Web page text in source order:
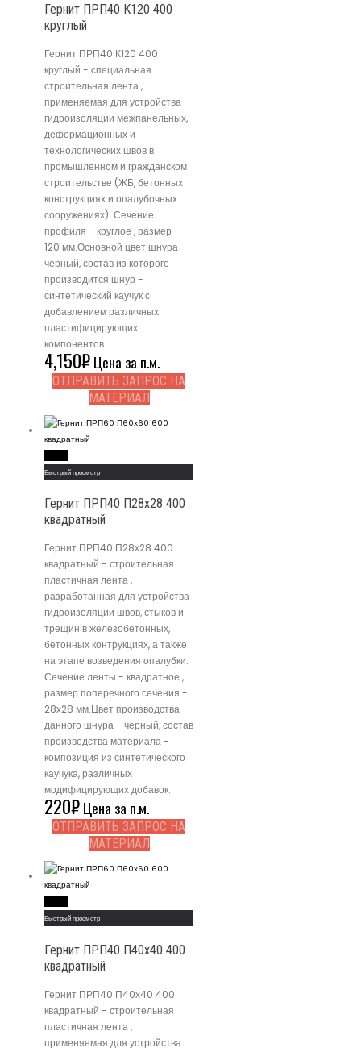
Гернит ПРП40 К120 400
круглый
Гернит ПРП40 К120 400
круглый - специальная
строительная лента ,
применяемая для устройства
гидроизоляции межпанельных,
деформационных и
технологических швов в
промышленном и гражданском
строительстве (ЖБ, бетонных
конструкциях и опалубочных
сооружениях). Сечение
профиля - круглое , размер -
120 мм.Основной цвет шнура -
черный, состав из которого
производится шнур -
синтетический каучук с
добавлением различных
пластифицирующих
компонентов.
4,150₽Цена за п.м.
ОТПРАВИТЬ ЗАПРОС НА
МАТЕРИАЛ
Быстрый просмотр
Гернит ПРП40 П28х28 400
квадратный
Гернит ПРП40 П28х28 400
квадратный - строительная
пластичная лента ,
разработанная для устройства
гидроизоляции швов, стыков и
трещин в железобетонных,
бетонных контрукциях, а также
на этапе возведения опалубки.
Сечение ленты - квадратное ,
размер поперечного сечения -
28x28 мм.Цвет производства
данного шнура - черный, состав
производства материала -
композиция из синтетического
каучука, различных
модифицирующих добавок.
220₽Цена за п.м.
ОТПРАВИТЬ ЗАПРОС НА
МАТЕРИАЛ
Быстрый просмотр
Гернит ПРП40 П40х40 400
квадратный
Гернит ПРП40 П40х40 400
квадратный - строительная
пластичная лента ,
применяемая для устройства